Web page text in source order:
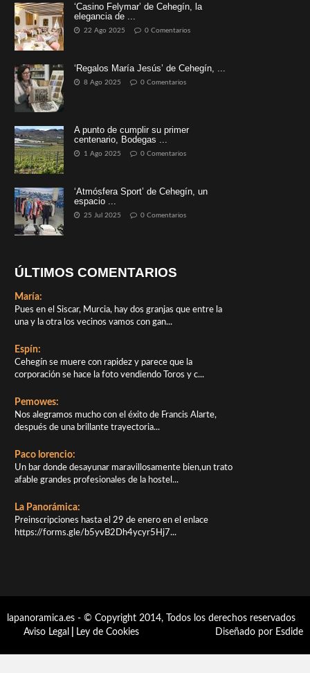
‘Casino Felymar’ de Cehegín, la
elegancia de ...
22 Ago 2025 0 Comentarios
‘Regalos María Jesús’ de Cehegín, ...
8 Ago 2025 0 Comentarios
A punto de cumplir su primer
centenario, Bodegas ...
1 Ago 2025 0 Comentarios
‘Atmósfera Sport’ de Cehegín, un
espacio ...
25 Jul 2025 0 Comentarios
ÚLTIMOS COMENTARIOS
María:
Pues en el Siscar, Murcia, hay dos granjas que entre la
una y la otra los vecinos vamos con gan...
Espín:
Cehegín se muere con rapidez y parece que la
corporación se hace la foto vendiendo Toros y c...
Pemowes:
Nos alegramos mucho con el éxito de Francis Alarte,
después de una brillante trayectoria...
Paco lorencio:
Un bar donde desayunar maravillosamente bien,un trato
afable grandes profesionales de la hostel...
La Panorámica:
Preinscripciones hasta el 29 de enero en el enlace
https://forms.gle/b5yvB2Dh4ycyr5Hj7...
lapanoramica.es - © Copyright 2014, Todos los derechos reservados
Aviso Legal
Ley de Cookies Diseñado por Esdide